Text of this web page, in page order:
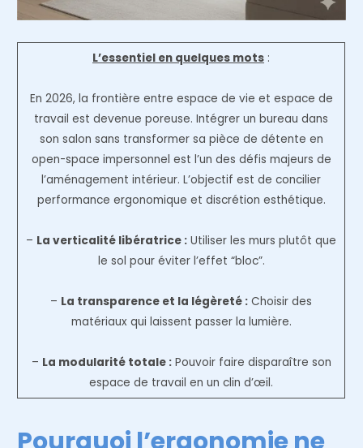
L’essentiel en quelques mots :
En 2026, la frontière entre espace de vie et espace de
travail est devenue poreuse. Intégrer un bureau dans
son salon sans transformer sa pièce de détente en
open-space impersonnel est l’un des défis majeurs de
l’aménagement intérieur. L’objectif est de concilier
performance ergonomique et discrétion esthétique.
– La verticalité libératrice : Utiliser les murs plutôt que
le sol pour éviter l’effet “bloc”.
– La transparence et la légèreté : Choisir des
matériaux qui laissent passer la lumière.
– La modularité totale :Pouvoir faire disparaître son
espace de travail en un clin d’œil.